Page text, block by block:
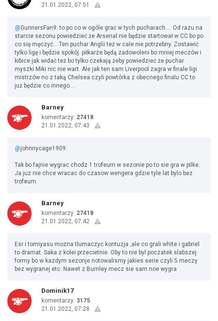
21.01.2022, 07:51
@GunnersFan9: to po co w ogóle grać w tych pucharach.... Od razu na
starcie sezonu powiedzieć że Arsenal nie będzie startował w CC bo po
co się męczyć... Ten puchar Anglii też w cale nie potrzebny. Zostawić
tylko ligę i będzie spokój. piłkarze będą zadowoleni bo mniej meczów i
kibice jak widać też bo tylko czekają żeby powiedzieć że puchar
myszki Miki nic nie wart. Ale jak ten sam Liverpool zagra w finale ligi
mistrzów no z taką Chelsea czyli powtórka z obecnego finalu CC to
już będzie co innego....
Barney
komentarzy: 27418
21.01.2022, 07:43
@johnnycage1909:
Tak bo fajnie wygrac chodz 1 trofeum w sezonie po to sie gra w pilke.
Ja juz nie chce wracac do czasow wengera gdzie tyle lat bylo bez
trofeum.
Barney
komentarzy: 27418
21.01.2022, 07:42
Esr i tomiyasu mozna tlumaczyc kontuzja ,ale co grali white i gabriel
to dramat. Saka z kolei przecietnie. Oby to nie byl poczatek slabszej
formy bo w kazdym sezonje notowalismy jakies serie czyli 5 meczy
bez wygranej etc. Nawet z Burnley mecz sie sam noe wygra
Dominik17
komentarzy: 3175
21.01.2022, 07:28